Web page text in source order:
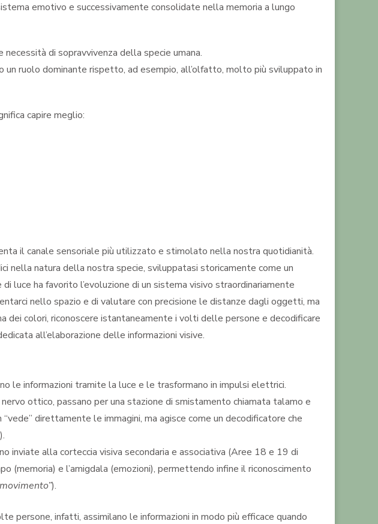
emotivo e successivamente consolidate nella memoria a lungo
di sopravvivenza della specie umana.
un ruolo dominante rispetto, ad esempio, all’olfatto, molto più sviluppato in
capire meglio:
il canale sensoriale più utilizzato e stimolato nella nostra quotidianità.
nella natura della nostra specie, sviluppatasi storicamente come un
luce ha favorito l’evoluzione di un sistema visivo straordinariamente
nello spazio e di valutare con precisione le distanze dagli oggetti, ma
dei colori, riconoscere istantaneamente i volti delle persone e decodificare
all’elaborazione delle informazioni visive.
le informazioni tramite la luce e le trasformano in impulsi elettrici.
ottico, passano per una stazione di smistamento chiamata talamo e
direttamente le immagini, ma agisce come un decodificatore che
inviate alla corteccia visiva secondaria e associativa (Aree 18 e 19 di
(memoria) e l’amigdala (emozioni), permettendo infine il riconoscimento
).
persone, infatti, assimilano le informazioni in modo più efficace quando